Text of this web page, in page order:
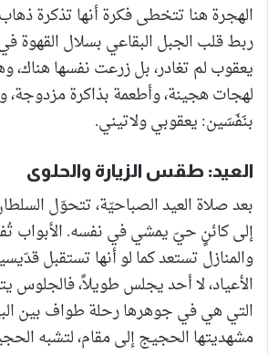
الهجرة هنا تتخطى فكرة أنها تذكرة
ربط قلب الجبل البقاعي بسلال القهوة
يعقوب لم تغادر، بل زرعت نفسها هناك،
لهجات هجينة، وأطعمة بذاكرة مزدوجة،
بنَفَسَين: يعقوبي ولاتيني.
العيد: طقس الزيارة والحلوى
بعد صلاة العيد الصباحيّة، تتحوّل
إلى كائنٍ حيّ يمشي في نفسه. الأبواب
والمنازل تستعد كما لو أنها تستقبل
الأعياد، لا أحد يجلس طويلاً، فالجلوس
التي هي في جوهرها رحلة طواف بين
مشهديتها الحجيج إلى مقام، لتشبه